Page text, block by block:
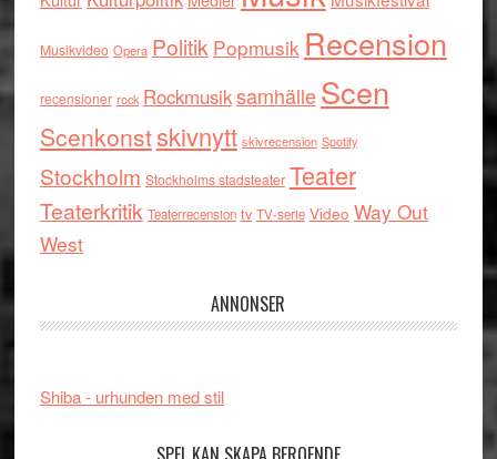
Musikvideo Opera Politik Popmusik Recension
recensioner rock RockmusiksamhälleScen
Scenkonstskivnytt skivrecension Spotify
Stockholm Stockholms stadsteater Teater
Teaterkritik Teaterrecension tv TV-serie Video Way Out
West
ANNONSER
Shiba - urhunden med stil